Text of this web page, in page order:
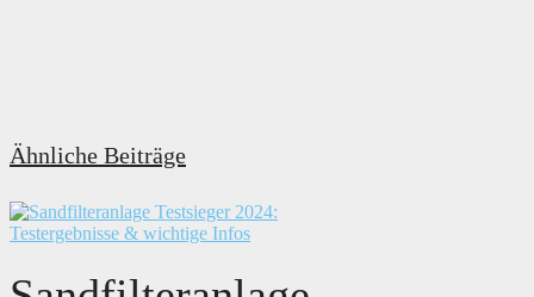
Ähnliche Beiträge